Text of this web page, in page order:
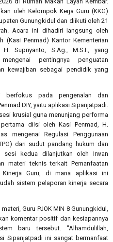
oleh Kelompok Kerja Guru (KKG)
Gunungkidul dan diikuti oleh 21
Acara ini dihadiri langsung oleh
(Kasi Penmad) Kantor Kementerian
Supriyanto, S.Ag., M.S.I., yang
pentingnya penguatan
kewajiban sebagai pendidik yang
pada pengenalan dan
DIY, yaitu aplikasi Sipanjatpadi.
krusial guna menunjang performa
diisi oleh Kasi Penmad, H.
mengenai Regulasi Penggunaan
dari sudut pandang hukum dan
sesi kedua dilanjutkan oleh Irwan
materi teknis terkait Pemanfaatan
Kinerja Guru, di mana aplikasi ini
sistem pelaporan kinerja secara
Guru PJOK MIN 8 Gunungkidul,
komentar positif dan kesiapannya
baru tersebut. "Alhamdulillah,
Sipanjatpadi ini sangat bermanfaat